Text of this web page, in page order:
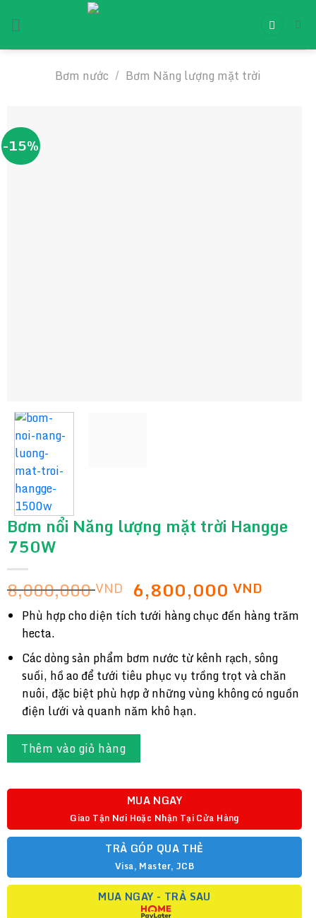
đến
Bơm nước / Bơm Năng lượng mặt trời
-15%
Bơm nổi Năng lượng mặt trời Hangge
750W
8,000,000VND Giá
gốc
là:
6,800,000VND
hiện
tại
Phù hợp cho diện tích tưới hàng chục đến hàng trăm
hecta.
Các dòng sản phẩm bơm nước từ kênh rạch, sông
suối, hồ ao để tưới tiêu phục vụ trồng trọt và chăn
nuôi, đặc biệt phù hợp ở những vùng không có nguồn
điện lưới và quanh năm khô hạn.
Thêm vào giỏ hàng
MUA NGAY
Giao Tận Nơi Hoặc Nhận Tại Cửa Hàng
TRẢ GÓP QUA THẺ
Visa, Master, JCB
MUA NGAY - TRẢ SAU